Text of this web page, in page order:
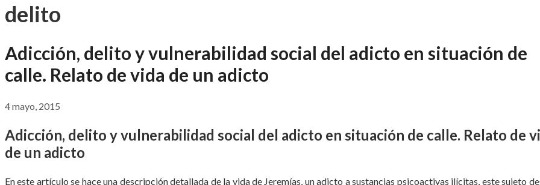
delito
Adicción, delito y vulnerabilidad social del adicto en situación de
calle. Relato de vida de un adicto
4 mayo, 2015
Adicción, delito y vulnerabilidad social del adicto en situación de calle. Relato de
de un adicto
En este artículo se hace una descripción detallada de la vida de Jeremías, un adicto a sustancias psicoactivas ilícitas, este sujeto